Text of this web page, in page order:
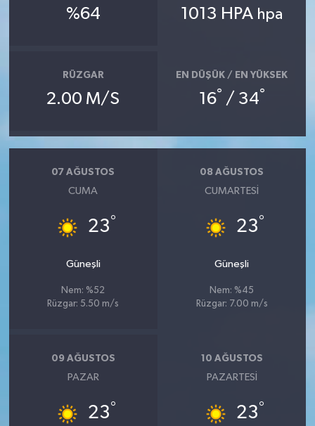
%64 1013 HPA hpa
RÜZGAR
2.00 M/S
EN DÜŞÜK / EN YÜKSEK
16° / 34°
07 AĞUSTOS
CUMA
23°
Güneşli
Nem: %52
Rüzgar: 5.50 m/s
08 AĞUSTOS
CUMARTESI
23°
Güneşli
Nem: %45
Rüzgar: 7.00 m/s
09 AĞUSTOS
PAZAR
23°
10 AĞUSTOS
PAZARTESI
23°